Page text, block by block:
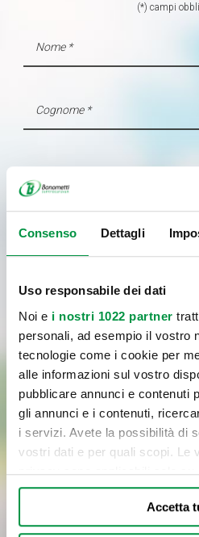
Consenso Dettagli
Uso responsabile dei dati
Noi e i nostri 1022 partner
personali, ad esempio il vostro
tecnologie come i cookie per
alle informazioni sul vostro
pubblicare annunci e contenuti
gli annunci e i contenuti,
i servizi. Avete la possibilità di
vostri dati e per quali scopi. Le
privacy sono applicabili solo su
in cui avete effettuato le vostre
modificare o revocare il proprio
momento dalla Dichiarazione
Accetta
(*) campi
Letta l'informativa sul
Cliccando sul pulsante di invio,
dati per le finalità del servizio e con